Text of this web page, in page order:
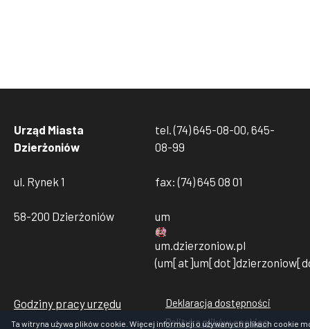
Ta witryna używa plików cookie. Więcej informacji o używanych plikach cookie
Urząd Miasta
Dzierżoniów
ul. Rynek 1
58-200 Dzierżoniów
tel. (74) 645-08-00, 645-
08-99
fax: (74) 645 08 01
um
um dzierzoniow. pl
Godziny pracy urzędu
Stopka
Deklaracja dostępności
Polityka plików cookies